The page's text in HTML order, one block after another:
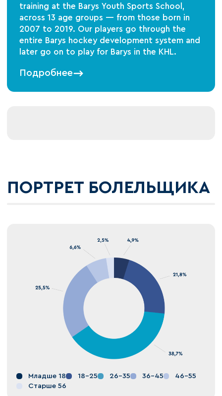
training at the Barys Youth Sports School,
across 13 age groups — from those born in
2007 to 2019. Our players go through the
entire Barys hockey development system and
later go on to play for Barys in the KHL.
Подробнее
ПОРТРЕТ БОЛЕЛЬЩИКА
Младше 18 18-25 26-35 36-45
46-55
Старше 56